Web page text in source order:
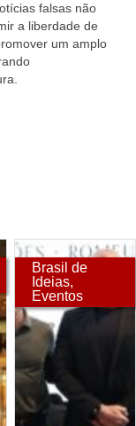
falsas não
a liberdade de
um amplo
Brasil de
Ideias,
Eventos